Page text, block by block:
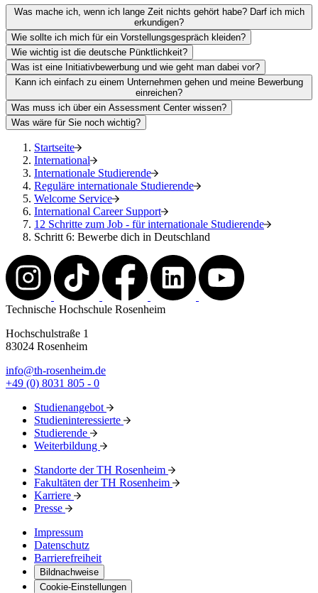
Was mache ich, wenn ich lange Zeit nichts gehört habe? Darf ich mich
erkundigen?
Wie sollte ich mich für ein Vorstellungsgespräch kleiden?
Wie wichtig ist die deutsche Pünktlichkeit?
Was ist eine Initiativbewerbung und wie geht man dabei vor?
Kann ich einfach zu einem Unternehmen gehen und meine Bewerbung
einreichen?
Was muss ich über ein Assessment Center wissen?
Was wäre für Sie noch wichtig?
Startseite
International
Internationale Studierende
Reguläre internationale Studierende
Welcome Service
International Career Support
12 Schritte zum Job - für internationale Studierende
Schritt 6: Bewerbe dich in Deutschland
Technische Hochschule Rosenheim
Hochschulstraße 1
83024 Rosenheim
info@th-rosenheim.de
+49 (0) 8031 805 - 0
Studienangebot
Studieninteressierte
Studierende
Weiterbildung
Standorte der TH Rosenheim
Fakultäten der TH Rosenheim
Karriere
Presse
Impressum
Datenschutz
Barrierefreiheit
Bildnachweise
Cookie-Einstellungen